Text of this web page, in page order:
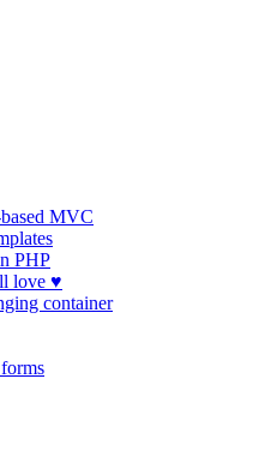
MVC
PHP
love ♥
container